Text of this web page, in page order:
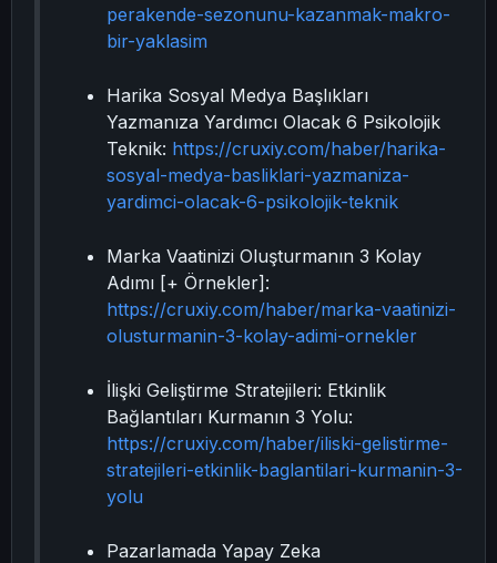
perakende-sezonunu-kazanmak-makro-
bir-yaklasim
Harika Sosyal Medya Başlıkları
Yazmanıza Yardımcı Olacak 6 Psikolojik
Teknik: https://cruxiy.com/haber/harika-
sosyal-medya-basliklari-yazmaniza-
yardimci-olacak-6-psikolojik-teknik
Marka Vaatinizi Oluşturmanın 3 Kolay
Adımı [+ Örnekler]:
https://cruxiy.com/haber/marka-vaatinizi-
olusturmanin-3-kolay-adimi-ornekler
İlişki Geliştirme Stratejileri: Etkinlik
Bağlantıları Kurmanın 3 Yolu:
https://cruxiy.com/haber/iliski-gelistirme-
stratejileri-etkinlik-baglantilari-kurmanin-3-
yolu
Pazarlamada Yapay Zeka